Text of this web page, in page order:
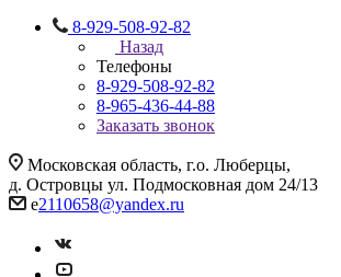
8-929-508-92-82
Назад
Телефоны
8-929-508-92-82
8-965-436-44-88
Заказать звонок
Московская область, г.о. Люберцы,
д. Островцы ул. Подмосковная дом 24/13
e2110658@yandex.ru